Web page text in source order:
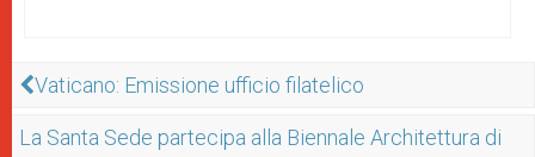
Vaticano: Emissione ufficio filatelico
La Santa Sede partecipa alla Biennale Architettura di